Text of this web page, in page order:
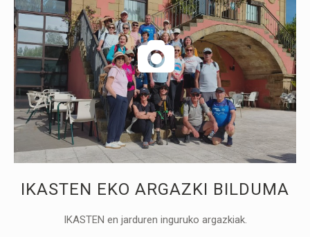
IKASTEN EKO ARGAZKI BILDUMA
IKASTEN en jarduren inguruko argazkiak.